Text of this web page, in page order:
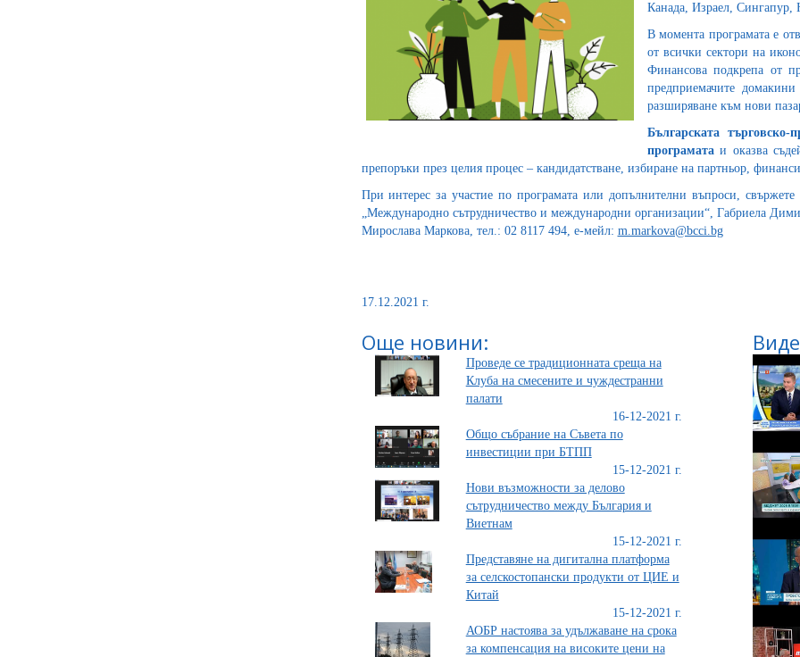
Канада, Израел,
В момента програмата е
от всички сектори на
Финансова подкрепа от
предприемачите
разширяване към нови
Българската
програматаи оказва
препоръки през целия процес – кандидатстване, избиране на партньор,
При интерес за участие по програмата или допълнителни въпроси,
„Международно сътрудничество и международни организации“, Габриела
Мирослава Маркова, тел.: 02 8117 494, е-мейл: m.markova@bcci.bg
17.12.2021 г.
Още новини:
Проведе се традиционната среща на
Клуба на смесените и чуждестранни
палати
16-12-2021 г.
Общо събрание на Съвета по
инвестиции при БТПП
15-12-2021 г.
Нови възможности за делово
сътрудничество между България и
Виетнам
15-12-2021 г.
Представяне на дигитална платформа
за селскостопански продукти от ЦИЕ и
Китай
15-12-2021 г.
АОБР настоява за удължаване на срока
за компенсация на високите цени на